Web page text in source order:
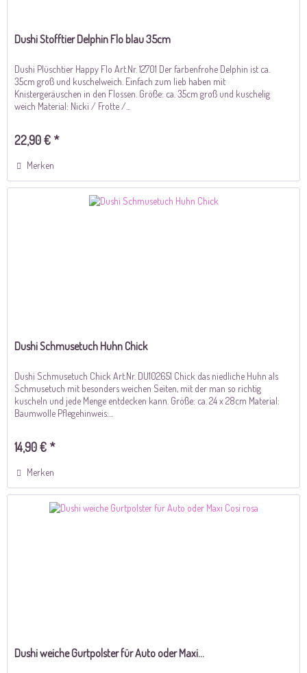
Dushi Stofftier Delphin Flo blau 35cm
Dushi Plüschtier Happy Flo Art.Nr. 12701 Der farbenfrohe Delphin ist ca.
35cm groß und kuschelweich. Einfach zum lieb haben mit
Knistergeräuschen in den Flossen. Größe: ca. 35cm groß und kuschelig
weich Material: Nicki / Frotte /...
22,90 € *
Merken
Dushi Schmusetuch Huhn Chick
Dushi Schmusetuch Chick Art.Nr. DU102651 Chick das niedliche Huhn als
Schmusetuch mit besonders weichen Seiten, mit der man so richtig
kuscheln und jede Menge entdecken kann. Größe: ca. 24 x 28cm Material:
Baumwolle Pflegehinweis:...
14,90 € *
Merken
Dushi weiche Gurtpolster für Auto oder Maxi...